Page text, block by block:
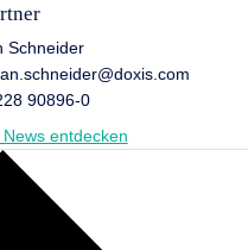
Schneider
90896-0
entdecken